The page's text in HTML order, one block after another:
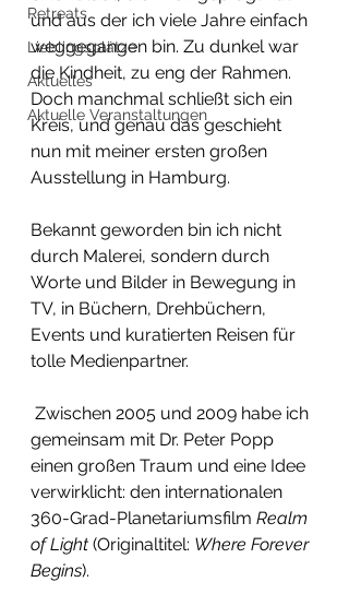
Retreats
Lieblingsplätze
Aktuelles
Aktuelle Veranstaltungen
und aus der ich viele Jahre einfach
weggegangen bin. Zu dunkel war
die Kindheit, zu eng der Rahmen.
Doch manchmal schließt sich ein
Kreis, und genau das geschieht
nun mit meiner ersten großen
Ausstellung in Hamburg.
Bekannt geworden bin ich nicht
durch Malerei, sondern durch
Worte und Bilder in Bewegung in
TV, in Büchern, Drehbüchern,
Events und kuratierten Reisen für
tolle Medienpartner.
gemeinsam mit Dr. Peter Popp
einen großen Traum und eine Idee
verwirklicht: den internationalen
360-Grad-Planetariumsfilm Realm
of Light (Originaltitel: Where Forever
Begins).